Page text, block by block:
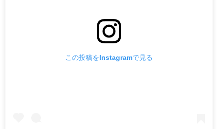
この投稿をInstagramで見る